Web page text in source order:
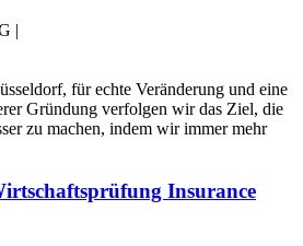
|
für echte Veränderung und eine
Gründung verfolgen wir das Ziel, die
zu machen, indem wir immer mehr
Insurance